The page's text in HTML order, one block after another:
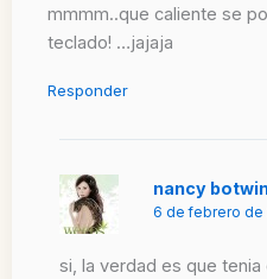
mmmm..que caliente se
teclado! …jajaja
Responder
nancy
6 de febrero de
si, la verdad es que